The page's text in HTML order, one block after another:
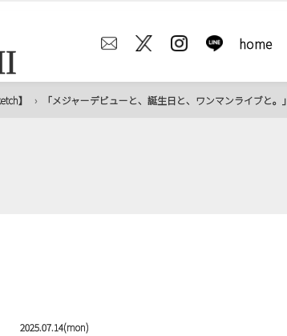
home
】 「メジャーデビューと、誕生日と、ワンマンライブと。」
2025.07.14(mon)